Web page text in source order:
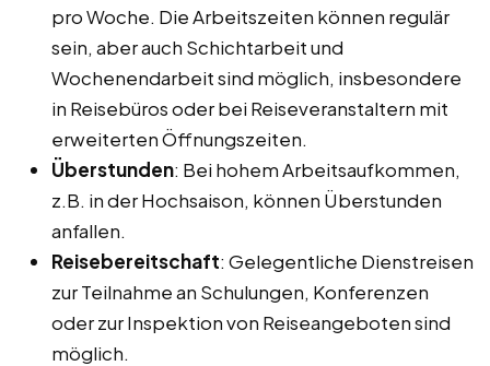
pro Woche. Die Arbeitszeiten können regulär
sein, aber auch Schichtarbeit und
Wochenendarbeit sind möglich, insbesondere
in Reisebüros oder bei Reiseveranstaltern mit
erweiterten Öffnungszeiten.
Überstunden: Bei hohem Arbeitsaufkommen,
z.B. in der Hochsaison, können Überstunden
anfallen.
Reisebereitschaft: Gelegentliche Dienstreisen
zur Teilnahme an Schulungen, Konferenzen
oder zur Inspektion von Reiseangeboten sind
möglich.